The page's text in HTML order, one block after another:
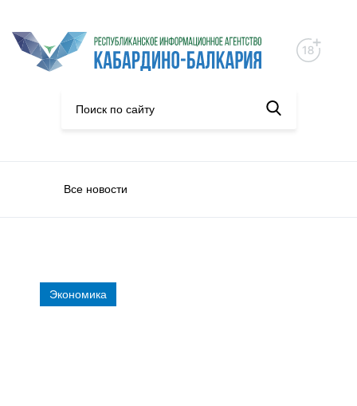
Все новости
Экономика